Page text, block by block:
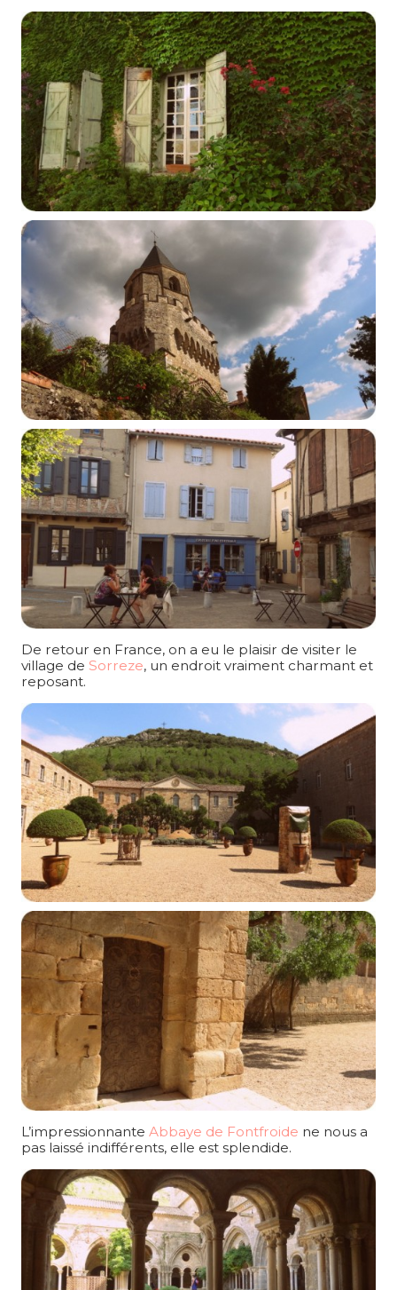
De retour en France, on a eu le plaisir de visiter le
village de Sorreze, un endroit vraiment charmant et
reposant.
L’impressionnante Abbaye de Fontfroide ne nous a
pas laissé indifférents, elle est splendide.